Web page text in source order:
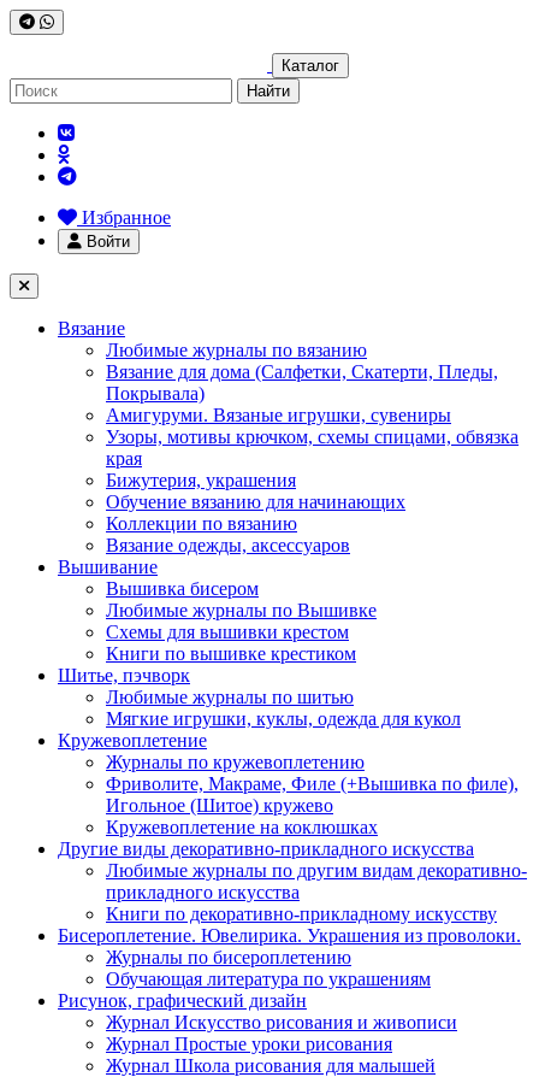
Каталог
Найти
Избранное
Войти
Вязание
Любимые журналы по вязанию
Вязание для дома (Салфетки, Скатерти, Пледы,
Покрывала)
Амигуруми. Вязаные игрушки, сувениры
Узоры, мотивы крючком, схемы спицами, обвязка
края
Бижутерия, украшения
Обучение вязанию для начинающих
Коллекции по вязанию
Вязание одежды, аксессуаров
Вышивание
Вышивка бисером
Любимые журналы по Вышивке
Схемы для вышивки крестом
Книги по вышивке крестиком
Шитье, пэчворк
Любимые журналы по шитью
Мягкие игрушки, куклы, одежда для кукол
Кружевоплетение
Журналы по кружевоплетению
Фриволите, Макраме, Филе (+Вышивка по филе),
Игольное (Шитое) кружево
Кружевоплетение на коклюшках
Другие виды декоративно-прикладного искусства
Любимые журналы по другим видам декоративно-
прикладного искусства
Книги по декоративно-прикладному искусству
Бисероплетение. Ювелирика. Украшения из проволоки.
Журналы по бисероплетению
Обучающая литература по украшениям
Рисунок, графический дизайн
Журнал Искусство рисования и живописи
Журнал Простые уроки рисования
Журнал Школа рисования для малышей